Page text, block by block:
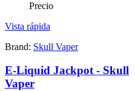
Precio
Vista rápida
Brand: Skull Vaper
E-Liquid Jackpot - Skull
Vaper